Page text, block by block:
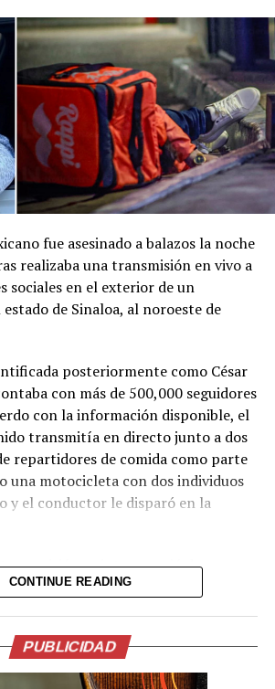
fue asesinado a balazos la noche
realizaba una transmisión en vivo a
sociales en el exterior de un
de Sinaloa, al noroeste de
posteriormente como César
con más de 500,000 seguidores
con la información disponible, el
transmitía en directo junto a dos
repartidores de comida como parte
una motocicleta con dos individuos
y el conductor le disparó en la
transmisión se interrumpió de
el video fue retirado de la
y han difundido imágenes del
CONTINUE READING
PUBLICIDAD